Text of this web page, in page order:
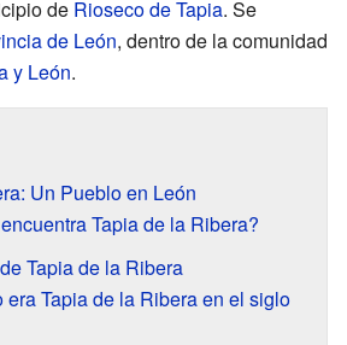
de Rioseco de Tapia. Se
de León, dentro de la comunidad
y León.
Un Pueblo en León
Tapia de la Ribera?
Tapia de la Ribera
era Tapia de la Ribera en el siglo